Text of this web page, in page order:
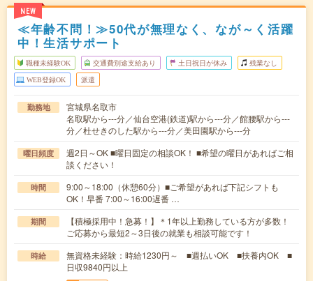
NEW
≪年齢不問！≫50代が無理なく、なが～く活躍
中！生活サポート
職種未経験OK 交通費別途支給あり 土日祝日が休み 残業なし
WEB登録OK 派遣
勤務地
宮城県名取市
名取駅から---分／仙台空港(鉄道)駅から---分／館腰駅から---
分／杜せきのした駅から---分／美田園駅から---分
曜日頻度
週2日～OK ■曜日固定の相談OK！ ■希望の曜日があればご相
談ください！
時間
9:00～18:00（休憩60分）■ご希望があれば下記シフトも
OK！早番 7:00～16:00遅番 …
期間
【積極採用中！急募！】＊1年以上勤務している方が多数！
ご応募から最短2～3日後の就業も相談可能です！
時給
無資格未経験：時給1230円～ ■週払いOK ■扶養内OK ■
日収9840円以上